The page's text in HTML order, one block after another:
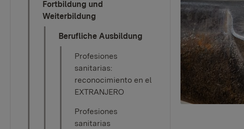
Fortbildung und
Weiterbildung
Berufliche Ausbildung
Profesiones
sanitarias:
reconocimiento en el
EXTRANJERO
Profesiones
sanitarias